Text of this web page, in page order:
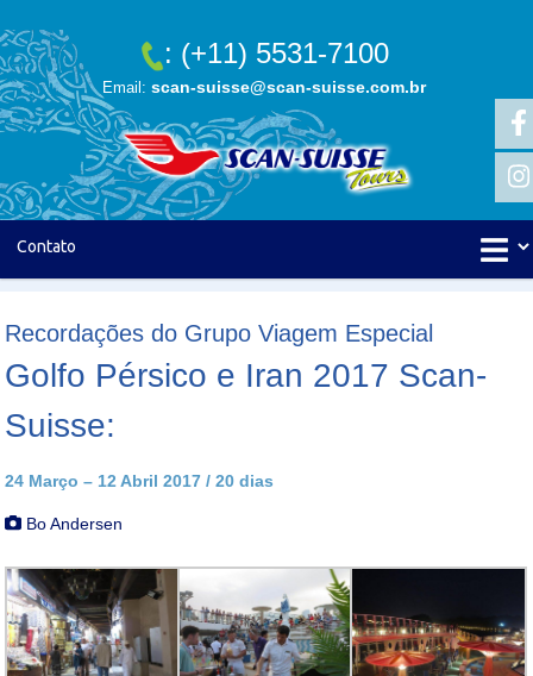
: (+11) 5531-7100
Email: scan-suisse@scan-suisse.com.br
Recordações do Grupo Viagem Especial
Golfo Pérsico e Iran 2017 Scan-
Suisse:
24 Março – 12 Abril 2017 / 20 dias
Bo Andersen